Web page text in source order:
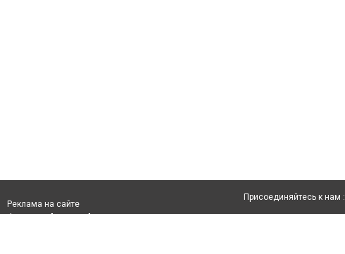
Реклама на сайте
Присоединяйтесь к нам :